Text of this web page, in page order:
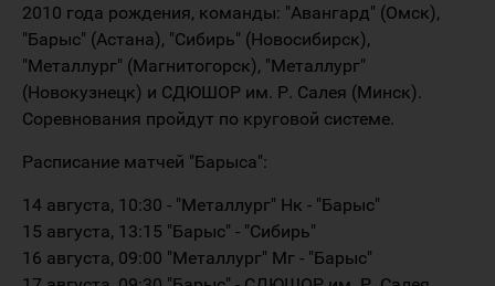
2010 года рождения, команды: "Авангард" (Омск),
"Барыс" (Астана), "Сибирь" (Новосибирск),
"Металлург" (Магнитогорск), "Металлург"
(Новокузнецк) и СДЮШОР им. Р. Салея (Минск).
Соревнования пройдут по круговой системе.
Расписание матчей "Барыса":
14 августа, 10:30 - "Металлург" Нк - "Барыс"
15 августа, 13:15 "Барыс" - "Сибирь"
16 августа, 09:00 "Металлург" Мг - "Барыс"